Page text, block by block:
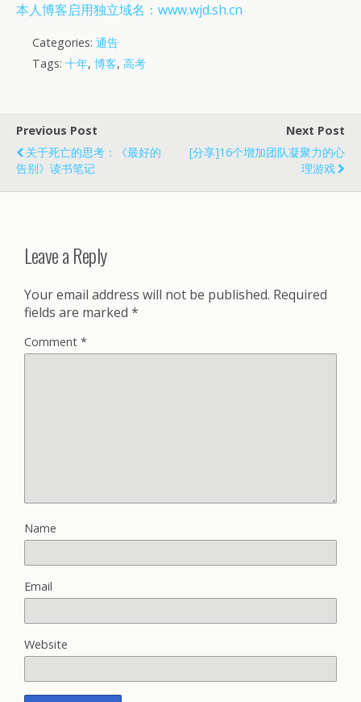
本人博客启用独立域名：www.wjd.sh.cn
Categories: 通告
Tags: 十年, 博客, 高考
Previous Post
关于死亡的思考：《最好的
告别》读书笔记
Next Post
[分享]16个增加团队凝聚力的心
理游戏
Leave a Reply
Your email address will not be published. Required
fields are marked *
Comment *
Name
Email
Website